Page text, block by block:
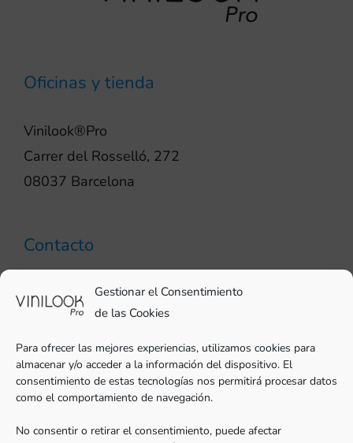
Gestionar el Consentimiento
de las Cookies
Para ofrecer las mejores experiencias, utilizamos cookies para
almacenar y/o acceder a la información del dispositivo. El
consentimiento de estas tecnologías nos permitirá procesar datos
como el comportamiento de navegación.
No consentir o retirar el consentimiento, puede afectar
Oficinas y tienda
Vinilook®Pro
Carrer del Rosselló, 272
08037 Barcelona
Contacto
pro@vinilook.es
Vinilos decorativos envinilook.net